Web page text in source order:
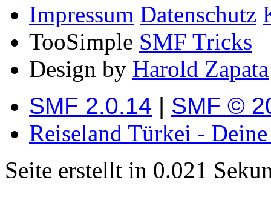
Impressum Datenschutz
TooSimple SMF Tricks
Design by Harold Zapata
SMF 2.0.14 | SMF ©
Reiseland Türkei -
Seite erstellt in 0.021